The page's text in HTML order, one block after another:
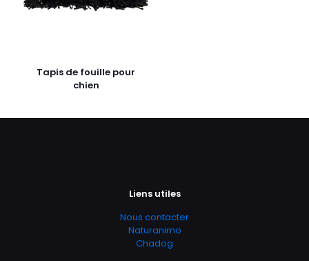
Tapis de fouille pour
chien
Liens utiles
Nous contacter
Naturanimo
Chadog